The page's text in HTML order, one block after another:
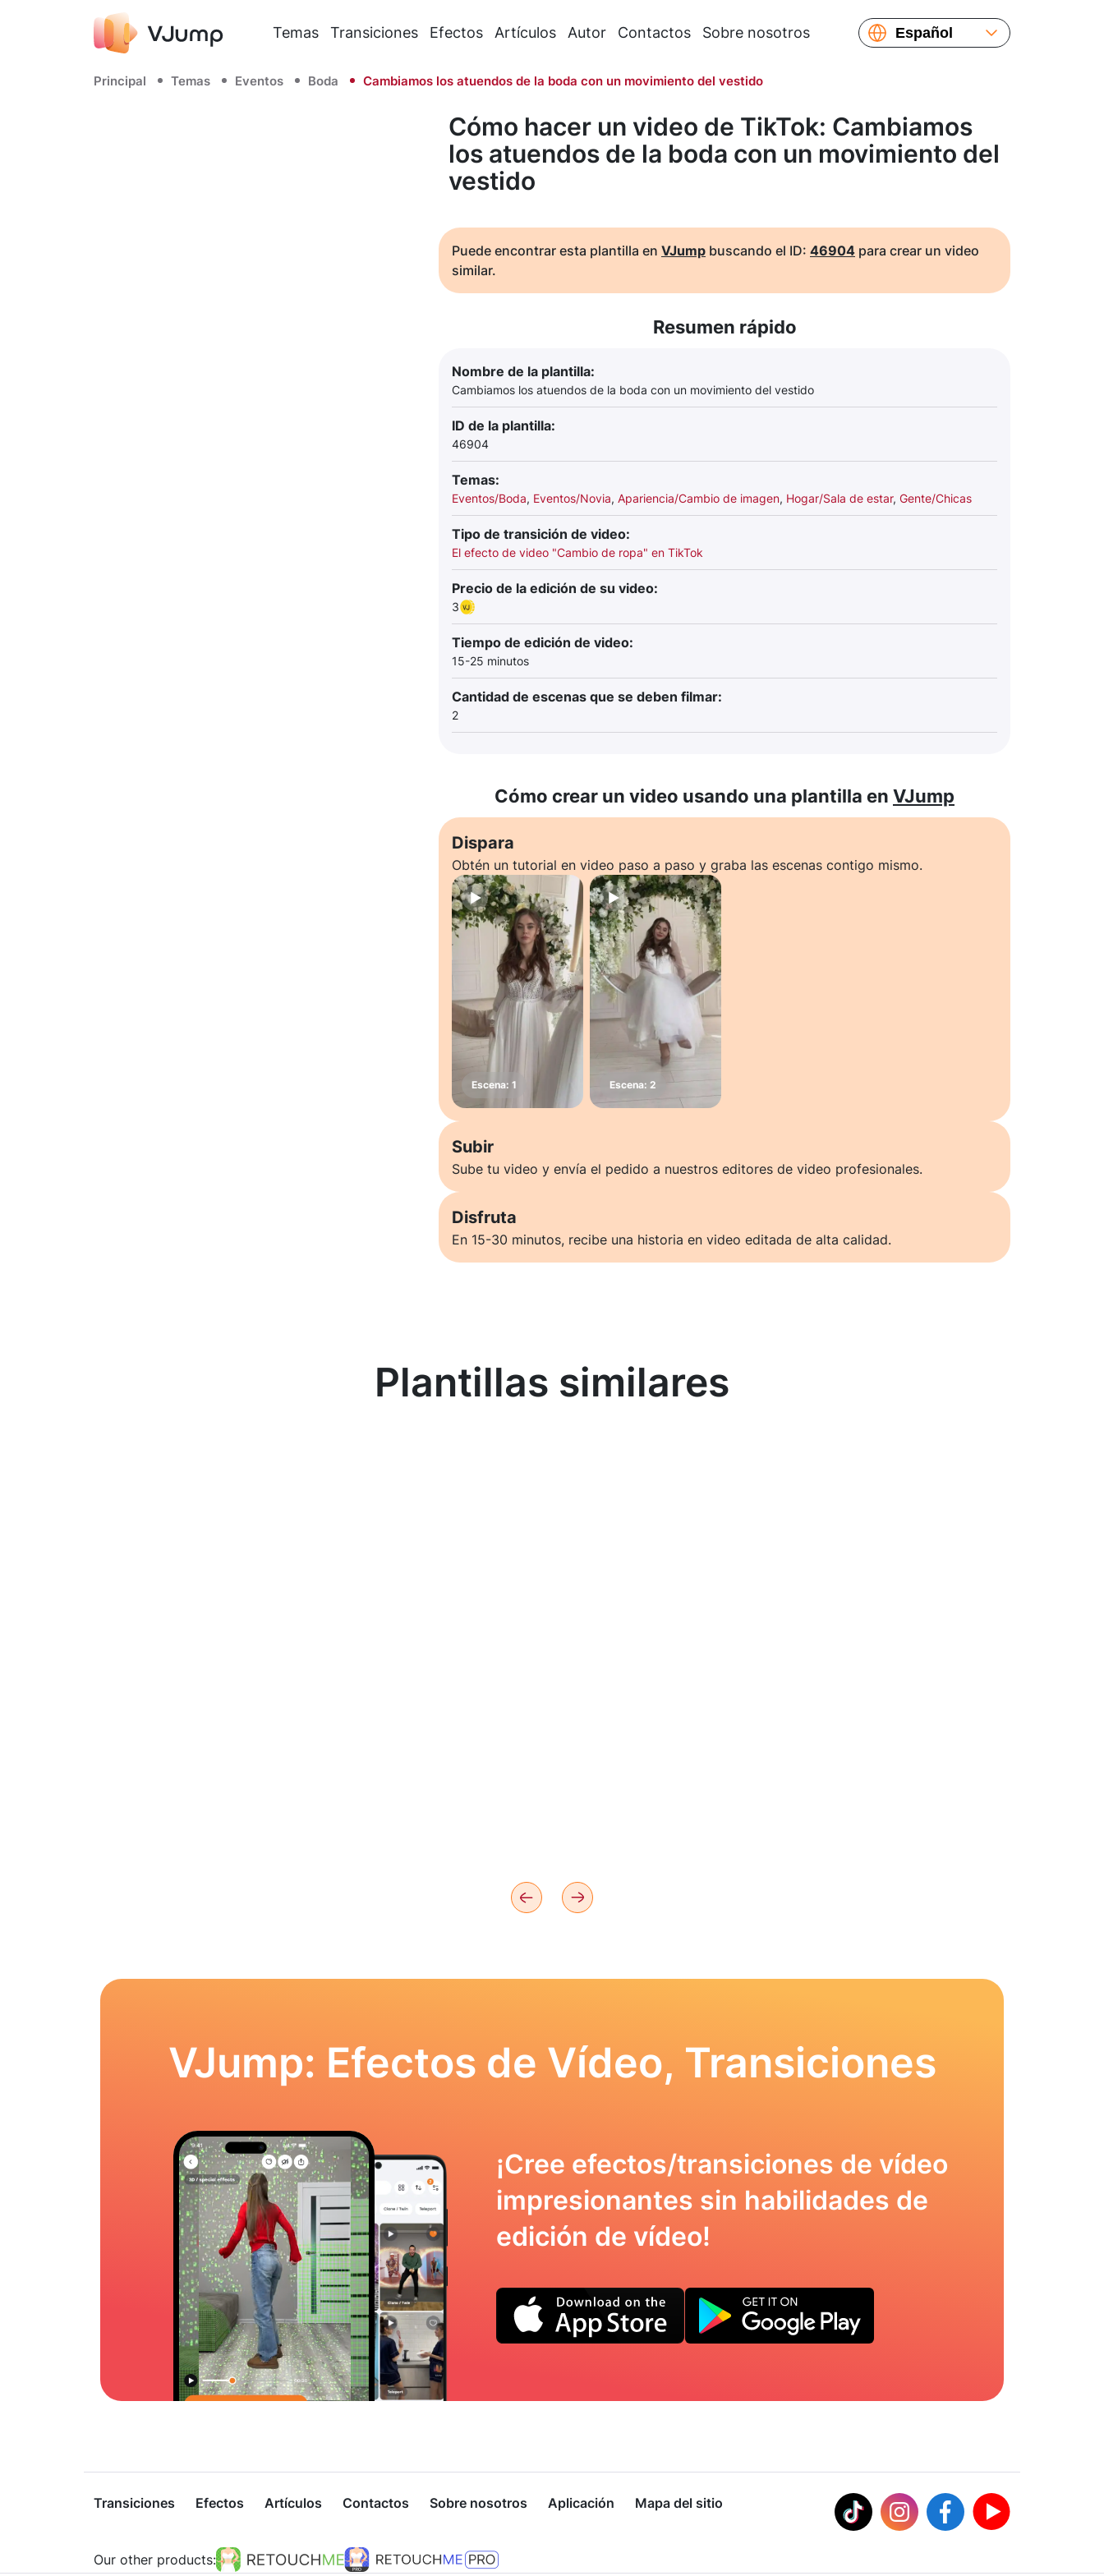
Temas Transiciones Efectos Artículos Autor Contactos Sobre nosotros
Español
Français
繁體中文
Principal Temas Eventos Boda Cambiamos los atuendos de la boda con un movimiento del vestido
Cómo hacer un video de TikTok: Cambiamos
los atuendos de la boda con un movimiento del
vestido
Puede encontrar esta plantilla en VJump buscando el ID: 46904 para crear un video
similar.
Resumen rápido
Nombre de la plantilla:
Cambiamos los atuendos de la boda con un movimiento del vestido
ID de la plantilla:
46904
Temas:
Eventos/Boda, Eventos/Novia, Apariencia/Cambio de imagen, Hogar/Sala de estar, Gente/Chicas
Tipo de transición de video:
El efecto de video "Cambio de ropa" en TikTok
Precio de la edición de su video:
3
Tiempo de edición de video:
15-25 minutos
Cantidad de escenas que se deben filmar:
2
Cómo crear un video usando una plantilla en VJump
Dispara
Obtén un tutorial en video paso a paso y graba las escenas contigo mismo.
Subir
Sube tu video y envía el pedido a nuestros editores de video profesionales.
Disfruta
En 15-30 minutos, recibe una historia en video editada de alta calidad.
Plantillas similares
VJump: Efectos de Vídeo, Transiciones
¡Cree efectos/transiciones de vídeo
impresionantes sin habilidades de
edición de vídeo!
Transiciones Efectos Artículos Contactos Sobre nosotros Aplicación Mapa del sitio
Our other products: